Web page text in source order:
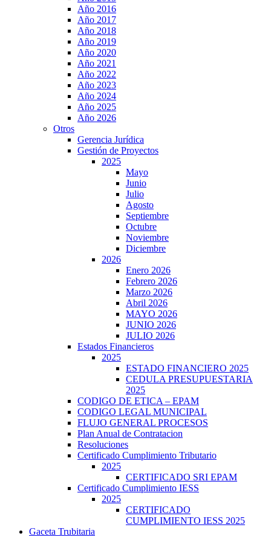
Año 2016
Año 2017
Año 2018
Año 2019
Año 2020
Año 2021
Año 2022
Año 2023
Año 2024
Año 2025
Año 2026
Otros
Gerencia Jurídica
Gestión de Proyectos
2025
Mayo
Junio
Julio
Agosto
Septiembre
Octubre
Noviembre
Diciembre
2026
Enero 2026
Febrero 2026
Marzo 2026
Abril 2026
MAYO 2026
JUNIO 2026
JULIO 2026
Estados Financieros
2025
ESTADO FINANCIERO 2025
CEDULA PRESUPUESTARIA
2025
CODIGO DE ETICA – EPAM
CODIGO LEGAL MUNICIPAL
FLUJO GENERAL PROCESOS
Plan Anual de Contratacion
Resoluciones
Certificado Cumplimiento Tributario
2025
CERTIFICADO SRI EPAM
Certificado Cumplimiento IESS
2025
CERTIFICADO
CUMPLIMIENTO IESS 2025
Gaceta Trubitaria